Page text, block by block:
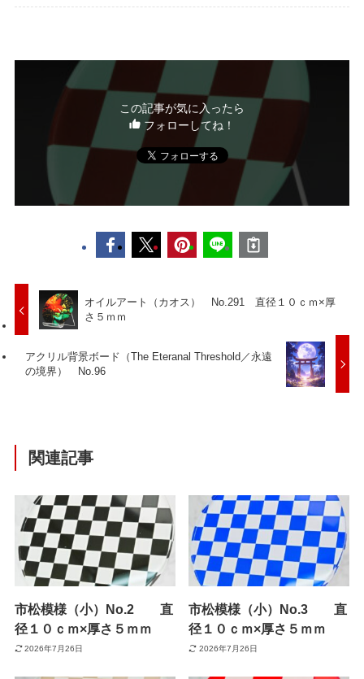
この記事が気に入ったら
フォローしてね！
オイルアート（カオス） No.291 直径１０ｃｍ×厚
さ５ｍｍ
アクリル背景ボード（The Eteranal Threshold／永遠
の境界） No.96
関連記事
市松模様（小）No.2 直
径１０ｃｍ×厚さ５ｍｍ
2026年7月26日
市松模様（小）No.3 直
径１０ｃｍ×厚さ５ｍｍ
2026年7月26日